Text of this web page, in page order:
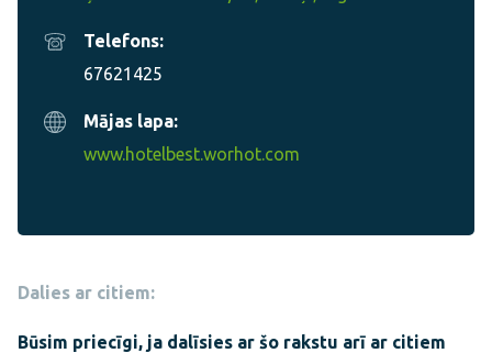
Telefons:
67621425
Mājas lapa:
www.hotelbest.worhot.com
Dalies ar citiem:
Būsim priecīgi, ja dalīsies ar šo rakstu arī ar citiem